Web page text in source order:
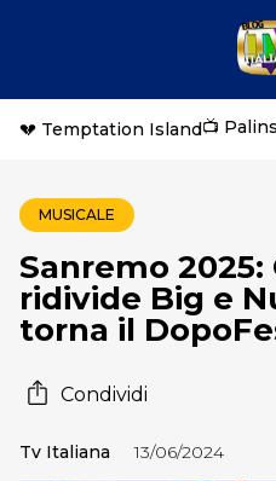
💔 Temptation Island📺
MUSICALE
Sanremo 2025:
ridivide Big e
torna il
Condividi
Tv Italiana 13/06/2024